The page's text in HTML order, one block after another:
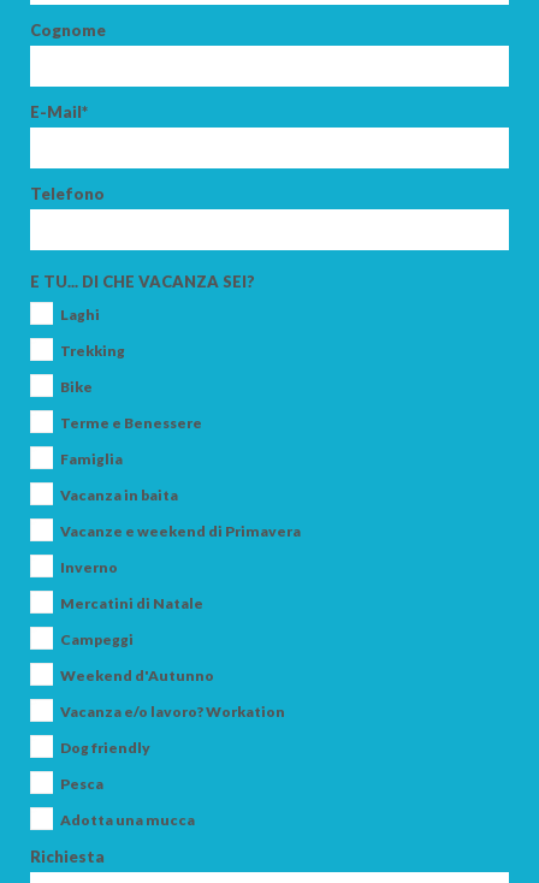
BAMBINI
CERCA
Cognome
E-Mail*
Telefono
E TU... DI CHE VACANZA SEI?
Laghi
Trekking
Bike
Terme e Benessere
Famiglia
Vacanza in baita
Vacanze e weekend di Primavera
Inverno
Mercatini di Natale
Campeggi
Weekend d'Autunno
Vacanza e/o lavoro? Workation
Dog friendly
Pesca
Adotta una mucca
Richiesta